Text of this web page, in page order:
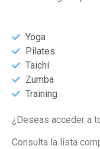
Yoga
Pilates
Taichí
Zumba
Training
¿Deseas acceder a
Consulta la lista